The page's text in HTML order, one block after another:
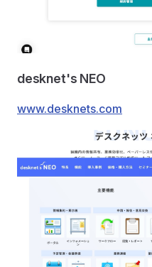
desknet's NEO
www.desknets.com